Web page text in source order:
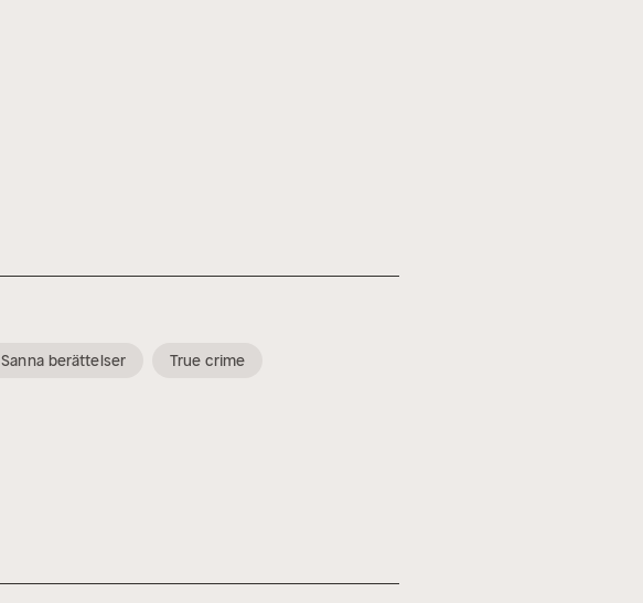
Sanna berättelser True crime